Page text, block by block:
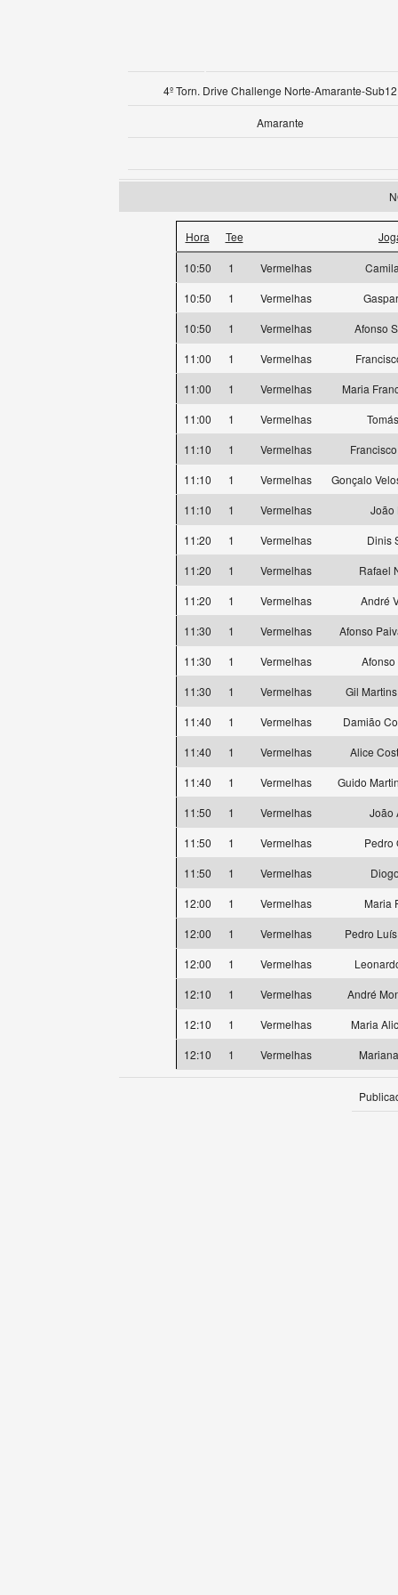
4º Torn. Drive Challenge Norte-Amarante-Sub12
Amarante
Hora Tee
10:50 1 Vermelhas
10:50
1 Vermelhas
10:50
1 Vermelhas
Afonso
11:00
1 Vermelhas
11:00
1 Vermelhas
Maria
11:00
1 Vermelhas
11:10
1 Vermelhas
11:10
1 Vermelhas
Gonçalo
11:10
1 Vermelhas
João
11:20
1 Vermelhas
Dinis
11:20
1 Vermelhas
Rafael
11:20
1 Vermelhas
André
11:30
1 Vermelhas
Afonso
11:30
1 Vermelhas
11:30
1 Vermelhas
Gil
11:40
1 Vermelhas
Damião
11:40
1 Vermelhas
Alice
11:40
1 Vermelhas
Guido
11:50
1 Vermelhas
João
11:50
1 Vermelhas
Pedro
11:50
1 Vermelhas
12:00
1 Vermelhas
Maria
12:00
1 Vermelhas
Pedro
12:00
1 Vermelhas
12:10
1 Vermelhas
André
12:10
1 Vermelhas
Maria
12:10
1 Vermelhas